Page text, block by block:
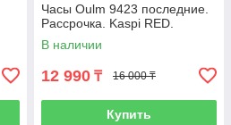
Часы Oulm 9423 последние.
Рассрочка. Kaspi RED.
В наличии
12 990 ₸ 16 000 ₸
Купить